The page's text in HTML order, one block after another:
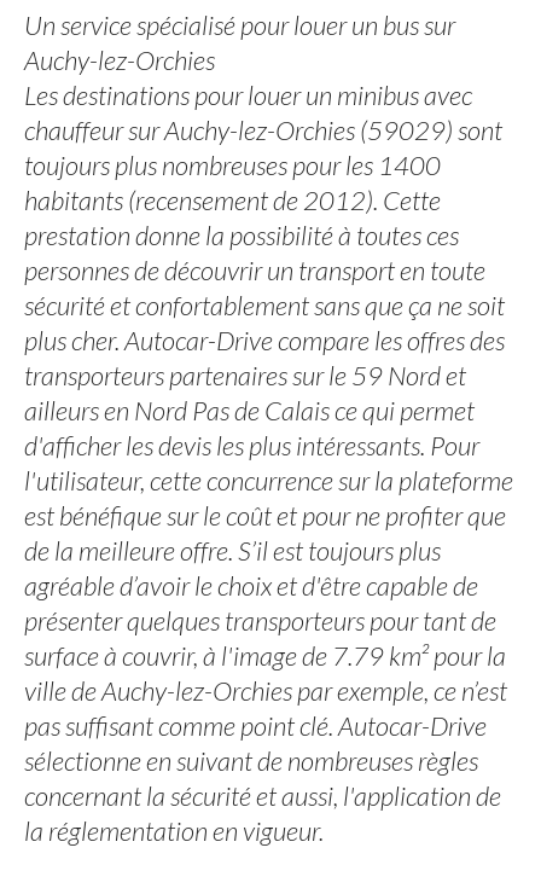
Un service spécialisé pour louer un bus sur
Auchy-lez-Orchies
Les destinations pour louer un minibus avec
chauffeur sur Auchy-lez-Orchies (59029) sont
toujours plus nombreuses pour les 1400
habitants (recensement de 2012). Cette
prestation donne la possibilité à toutes ces
personnes de découvrir un transport en toute
sécurité et confortablement sans que ça ne soit
plus cher. Autocar-Drive compare les offres des
transporteurs partenaires sur le 59 Nord et
ailleurs en Nord Pas de Calais ce qui permet
d'afficher les devis les plus intéressants. Pour
l'utilisateur, cette concurrence sur la plateforme
est bénéfique sur le coût et pour ne profiter que
de la meilleure offre. S’il est toujours plus
agréable d’avoir le choix et d'être capable de
présenter quelques transporteurs pour tant de
surface à couvrir, à l'image de 7.79 km² pour la
ville de Auchy-lez-Orchies par exemple, ce n’est
pas suffisant comme point clé. Autocar-Drive
sélectionne en suivant de nombreuses règles
concernant la sécurité et aussi, l'application de
la réglementation en vigueur.